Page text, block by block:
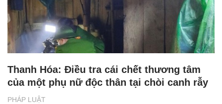
PHÁP LUẬT
Thanh Hóa: Điều tra cái chết thương tâm
của một phụ nữ độc thân tại chòi canh rẫy